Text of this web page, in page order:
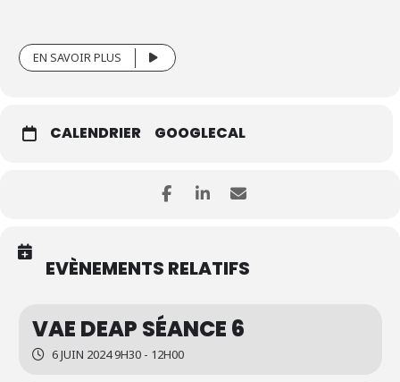
EN SAVOIR PLUS
CALENDRIER GOOGLECAL
EVÈNEMENTS RELATIFS
VAE DEAP SÉANCE 6
6 JUIN 2024 9H30 - 12H00